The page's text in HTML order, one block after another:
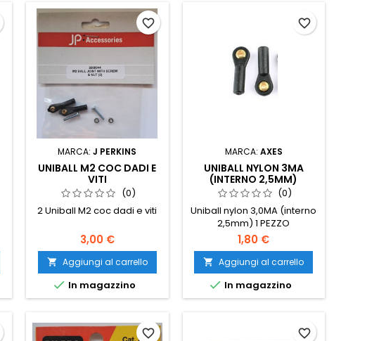
MARCA:J PERKINS
UNIBALL M2 COC DADI E
VITI
(0)
2 Uniball M2 coc dadi e viti
3,00 €
 Aggiungi al carrello
 In magazzino
favorite_border
MARCA: AXES
UNIBALL NYLON 3MA
(INTERNO 2,5MM)
(0)
Uniball nylon 3,0MA (interno
2,5mm) 1 PEZZO
1,80 €
 Aggiungi al carrello
 In magazzino
favorite_border
favorite_border favorite_border